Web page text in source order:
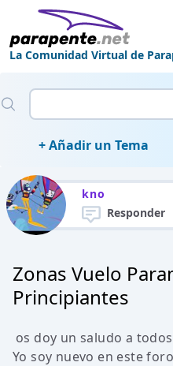
La Comunidad Virtual de
+ Añadir un Tema
kno
Responder
Zonas Vuelo
Principiantes
os doy un saludo a
Yo soy nuevo en este